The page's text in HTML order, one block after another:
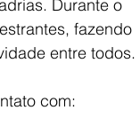
Durante o
fazendo
entre todos.
com: